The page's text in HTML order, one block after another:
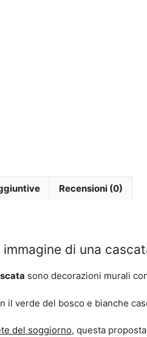
Recensioni (0)
di una
sono decorazioni murali
il verde del bosco e bianche
del soggiorno, questa